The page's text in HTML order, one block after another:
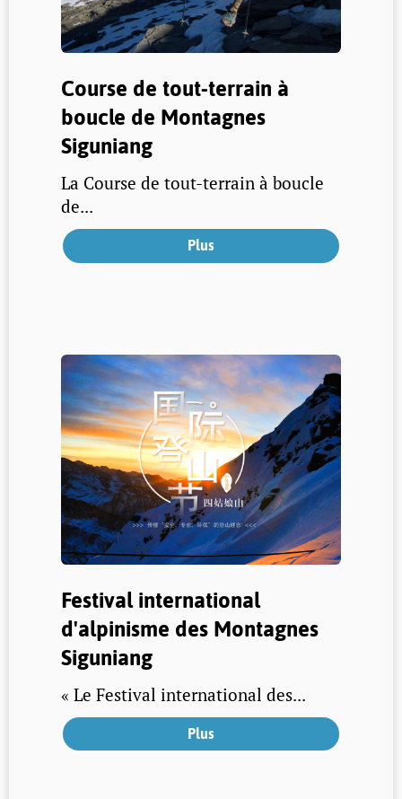
Course de tout-terrain à
boucle de Montagnes
Siguniang
La Course de tout-terrain à boucle
de...
Plus
Festival international
d'alpinisme des Montagnes
Siguniang
« Le Festival international des...
Plus